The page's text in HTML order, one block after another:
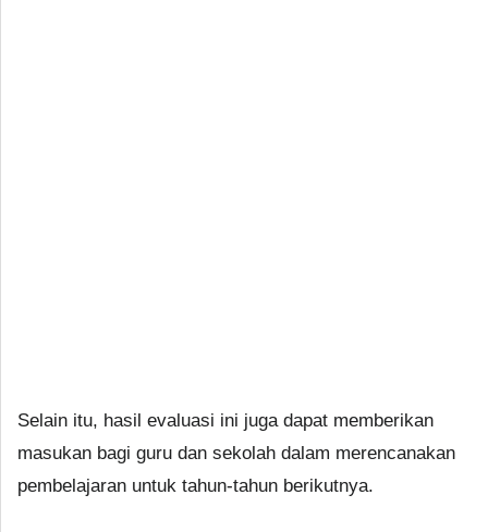
Selain itu, hasil evaluasi ini juga dapat memberikan
masukan bagi guru dan sekolah dalam merencanakan
pembelajaran untuk tahun-tahun berikutnya.